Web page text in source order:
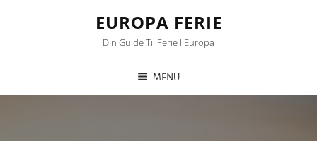
EUROPA FERIE
Din Guide Til Ferie I Europa
MENU